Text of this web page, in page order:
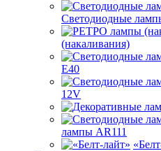
Светодиодные
(накаливания)
E40
12V
лампы AR111